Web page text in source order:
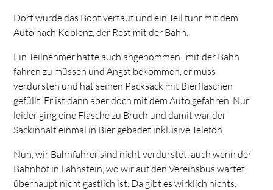
Dort wurde das Boot vertäut und ein Teil fuhr mit dem
Auto nach Koblenz, der Rest mit der Bahn.
Ein Teilnehmer hatte auch angenommen , mit der Bahn
fahren zu müssen und Angst bekommen, er muss
verdursten und hat seinen Packsack mit Bierflaschen
gefüllt. Er ist dann aber doch mit dem Auto gefahren. Nur
leider ging eine Flasche zu Bruch und damit war der
Sackinhalt einmal in Bier gebadet inklusive Telefon.
Nun, wir Bahnfahrer sind nicht verdurstet, auch wenn der
Bahnhof in Lahnstein, wo wir auf den Vereinsbus wartet,
überhaupt nicht gastlich ist. Da gibt es wirklich nichts.